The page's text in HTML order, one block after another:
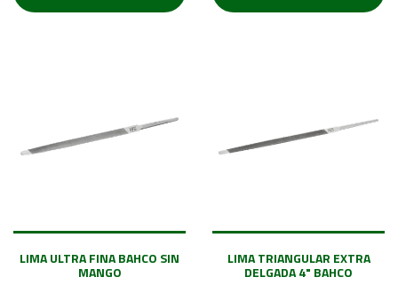
LIMA ULTRA FINA BAHCO SIN
MANGO
LIMA TRIANGULAR EXTRA
DELGADA 4" BAHCO